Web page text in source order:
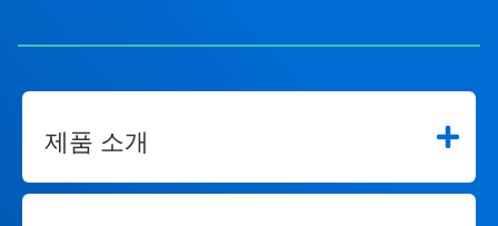
제품 소개